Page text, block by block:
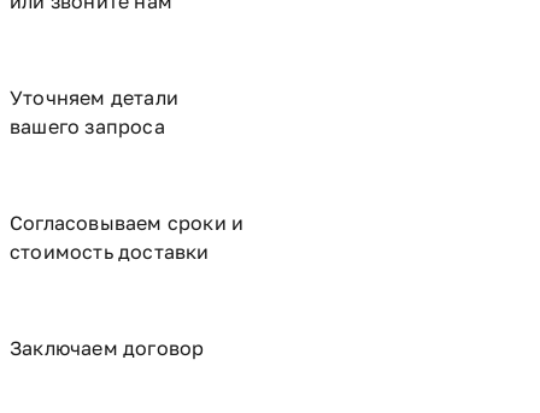
Уточняем детали
вашего запроса
Согласовываем сроки и
стоимость доставки
Заключаем договор